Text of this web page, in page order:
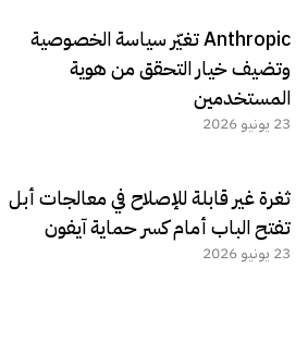
Anthropic تغيّر سياسة الخصوصية
وتضيف خيار التحقق من هوية
المستخدمين
23 يونيو 2026
ثغرة غير قابلة للإصلاح في معالجات أبل
تفتح الباب أمام كسر حماية آيفون
23 يونيو 2026